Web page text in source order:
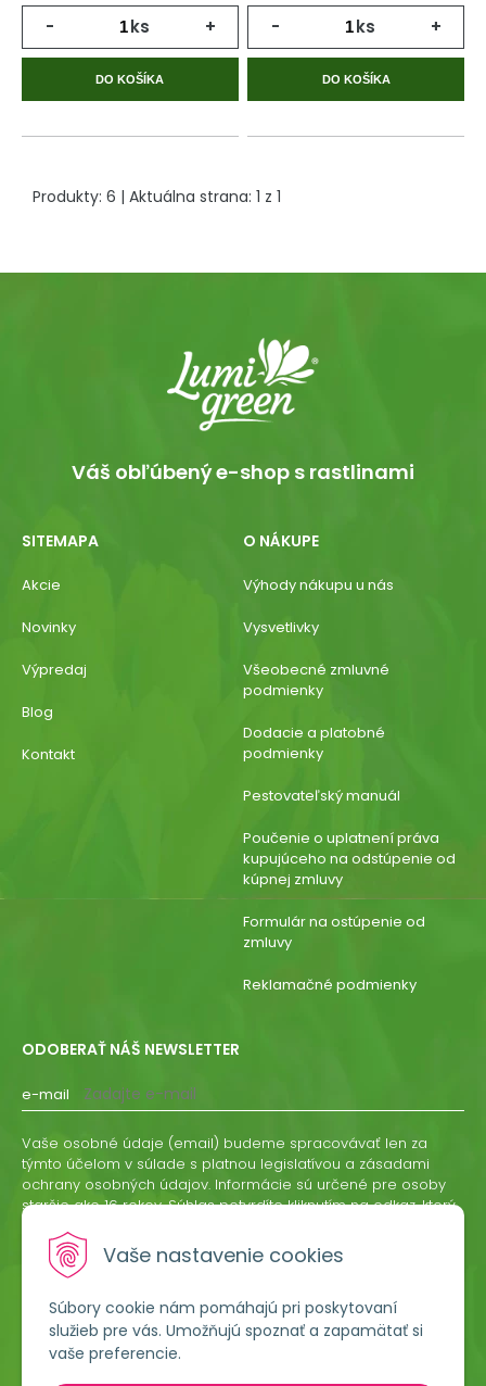
Vaše nastavenie cookies
Súbory cookie nám pomáhajú pri poskytovaní
služieb pre vás. Umožňujú spoznať a zapamätať si
vaše preferencie.
- ks +
DO KOŠÍKA
- ks +
DO KOŠÍKA
Produkty: 6 | Aktuálna strana: 1 z 1
Váš obľúbený e-shop s rastlinami
SITEMAPA
Akcie
Novinky
Výpredaj
Blog
Kontakt
O NÁKUPE
Výhody nákupu u nás
Vysvetlivky
Všeobecné zmluvné
podmienky
Dodacie a platobné
podmienky
Pestovateľský manuál
Poučenie o uplatnení práva
kupujúceho na odstúpenie od
kúpnej zmluvy
Formulár na ostúpenie od
zmluvy
Reklamačné podmienky
ODOBERAŤ NÁŠ NEWSLETTER
e-mail
ODOBERAŤ
Vaše osobné údaje (email) budeme spracovávať len za
týmto účelom v súlade s platnou legislatívou a zásadami
ochrany osobných údajov. Informácie sú určené pre osoby
staršie ako 16 rokov. Súhlas potvrdíte kliknutím na odkaz, ktorý
odvolať písomne, emailom alebo kliknutím na odkaz z
ktoréhokoľvek informačného emailu.